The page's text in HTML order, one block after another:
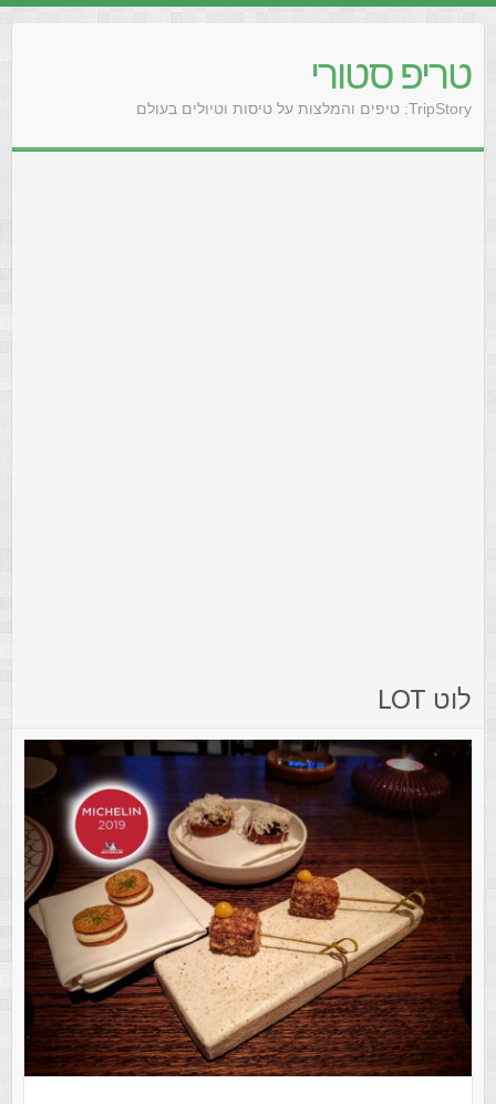
טריפ סטורי
TripStory: טיפים והמלצות על טיסות וטיולים בעולם
לוט LOT